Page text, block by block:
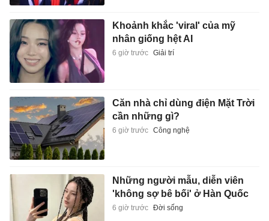
Khoảnh khắc 'viral' của mỹ
nhân giống hệt AI
6 giờ trước Giải trí
Căn nhà chỉ dùng điện Mặt Trời
cần những gì?
6 giờ trước Công nghệ
Những người mẫu, diễn viên
'không sợ bê bối' ở Hàn Quốc
6 giờ trước Đời sống